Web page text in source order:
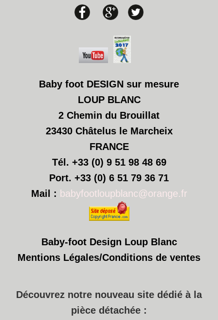
Baby foot DESIGN sur mesure
LOUP BLANC
2 Chemin du Brouillat
23430 Châtelus le Marcheix
FRANCE
Tél. +33 (0) 9 51 98 48 69
Port. +33 (0) 6 51 79 36 71
Mail : babyfootloupblanc@orange.fr
Baby-foot Design Loup Blanc
Mentions Légales/Conditions de ventes
Découvrez notre nouveau site dédié à la
pièce détachée :